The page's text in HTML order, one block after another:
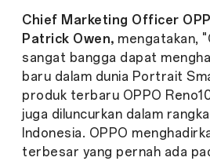
Chief Marketing Officer
Patrick Owen, mengatakan,
sangat bangga dapat
baru dalam dunia Portrait
produk terbaru OPPO
juga diluncurkan dalam
Indonesia. OPPO
terbesar yang pernah ada